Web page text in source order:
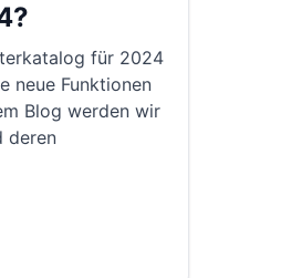
für 2024
neue Funktionen
Blog werden wir
deren